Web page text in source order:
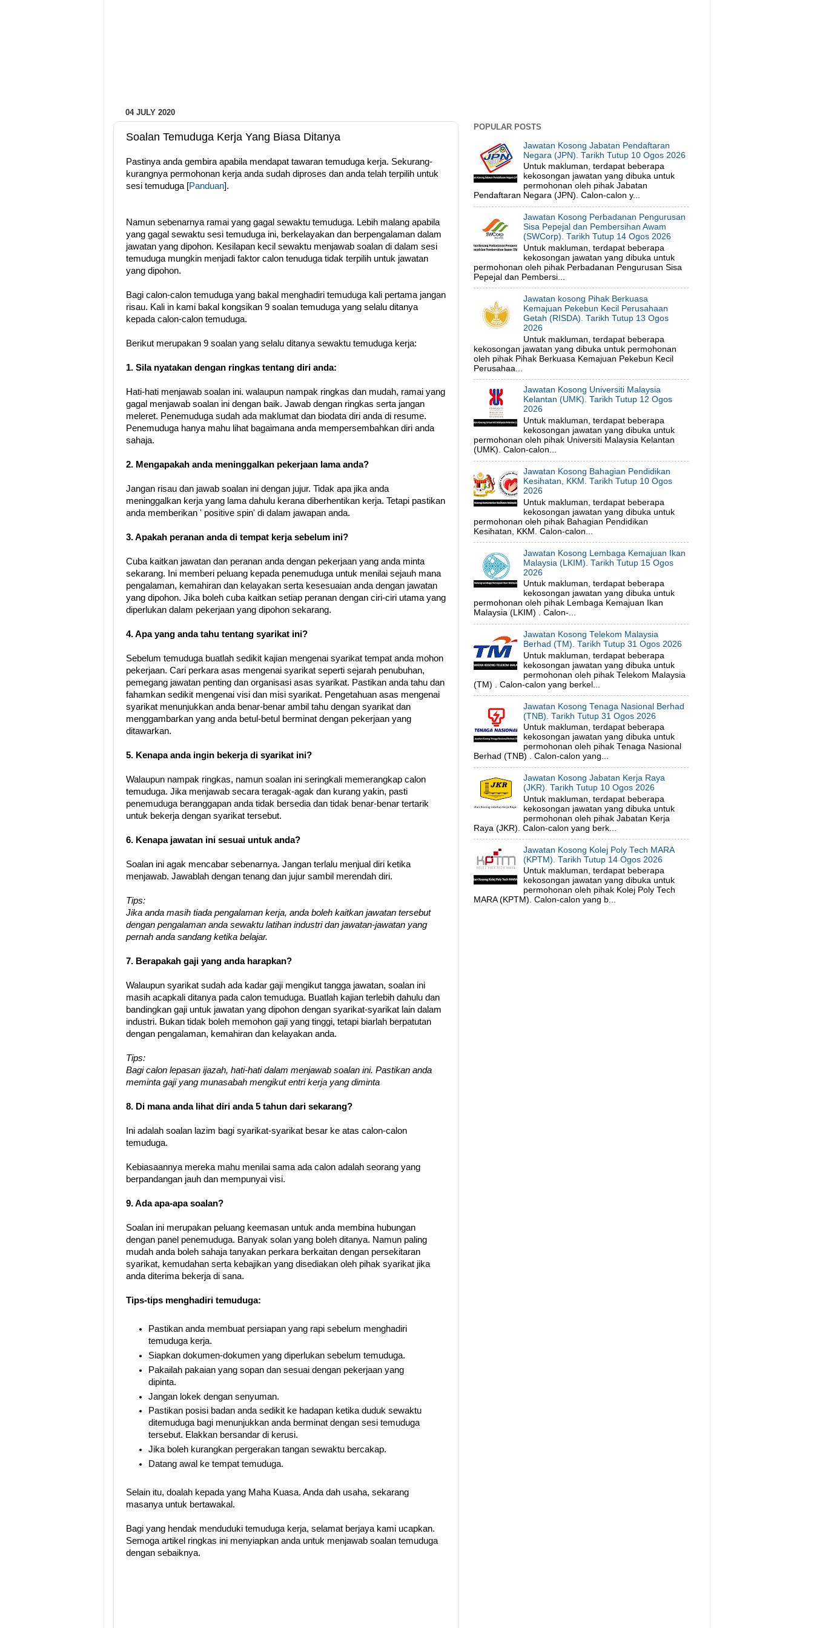
04 JULY 2020
Soalan Temuduga Kerja Yang Biasa Ditanya
Pastinya anda gembira apabila mendapat tawaran temuduga kerja. Sekurang-
kurangnya permohonan kerja anda sudah diproses dan anda telah terpilih untuk
sesi temuduga [Panduan].
Namun sebenarnya ramai yang gagal sewaktu temuduga. Lebih malang apabila
yang gagal sewaktu sesi temuduga ini, berkelayakan dan berpengalaman dalam
jawatan yang dipohon. Kesilapan kecil sewaktu menjawab soalan di dalam sesi
temuduga mungkin menjadi faktor calon tenuduga tidak terpilih untuk jawatan
yang dipohon.
Bagi calon-calon temuduga yang bakal menghadiri temuduga kali pertama jangan
risau. Kali in kami bakal kongsikan 9 soalan temuduga yang selalu ditanya
kepada calon-calon temuduga.
Berikut merupakan 9 soalan yang selalu ditanya sewaktu temuduga kerja:
1. Sila nyatakan dengan ringkas tentang diri anda:
Hati-hati menjawab soalan ini. walaupun nampak ringkas dan mudah, ramai yang
gagal menjawab soalan ini dengan baik. Jawab dengan ringkas serta jangan
meleret. Penemuduga sudah ada maklumat dan biodata diri anda di resume.
Penemuduga hanya mahu lihat bagaimana anda mempersembahkan diri anda
sahaja.
2. Mengapakah anda meninggalkan pekerjaan lama anda?
Jangan risau dan jawab soalan ini dengan jujur. Tidak apa jika anda
meninggalkan kerja yang lama dahulu kerana diberhentikan kerja. Tetapi pastikan
anda memberikan ' positive spin' di dalam jawapan anda.
3. Apakah peranan anda di tempat kerja sebelum ini?
Cuba kaitkan jawatan dan peranan anda dengan pekerjaan yang anda minta
sekarang. Ini memberi peluang kepada penemuduga untuk menilai sejauh mana
pengalaman, kemahiran dan kelayakan serta kesesuaian anda dengan jawatan
yang dipohon. Jika boleh cuba kaitkan setiap peranan dengan ciri-ciri utama yang
diperlukan dalam pekerjaan yang dipohon sekarang.
4. Apa yang anda tahu tentang syarikat ini?
Sebelum temuduga buatlah sedikit kajian mengenai syarikat tempat anda mohon
pekerjaan. Cari perkara asas mengenai syarikat seperti sejarah penubuhan,
pemegang jawatan penting dan organisasi asas syarikat. Pastikan anda tahu dan
fahamkan sedikit mengenai visi dan misi syarikat. Pengetahuan asas mengenai
syarikat menunjukkan anda benar-benar ambil tahu dengan syarikat dan
menggambarkan yang anda betul-betul berminat dengan pekerjaan yang
ditawarkan.
5. Kenapa anda ingin bekerja di syarikat ini?
Walaupun nampak ringkas, namun soalan ini seringkali memerangkap calon
temuduga. Jika menjawab secara teragak-agak dan kurang yakin, pasti
penemuduga beranggapan anda tidak bersedia dan tidak benar-benar tertarik
untuk bekerja dengan syarikat tersebut.
6. Kenapa jawatan ini sesuai untuk anda?
Soalan ini agak mencabar sebenarnya. Jangan terlalu menjual diri ketika
menjawab. Jawablah dengan tenang dan jujur sambil merendah diri.
Tips:
Jika anda masih tiada pengalaman kerja, anda boleh kaitkan jawatan tersebut
dengan pengalaman anda sewaktu latihan industri dan jawatan-jawatan yang
pernah anda sandang ketika belajar.
7. Berapakah gaji yang anda harapkan?
Walaupun syarikat sudah ada kadar gaji mengikut tangga jawatan, soalan ini
masih acapkali ditanya pada calon temuduga. Buatlah kajian terlebih dahulu dan
bandingkan gaji untuk jawatan yang dipohon dengan syarikat-syarikat lain dalam
industri. Bukan tidak boleh memohon gaji yang tinggi, tetapi biarlah berpatutan
dengan pengalaman, kemahiran dan kelayakan anda.
Tips:
Bagi calon lepasan ijazah, hati-hati dalam menjawab soalan ini. Pastikan anda
meminta gaji yang munasabah mengikut entri kerja yang diminta
8. Di mana anda lihat diri anda 5 tahun dari sekarang?
Ini adalah soalan lazim bagi syarikat-syarikat besar ke atas calon-calon
temuduga.
Kebiasaannya mereka mahu menilai sama ada calon adalah seorang yang
berpandangan jauh dan mempunyai visi.
9. Ada apa-apa soalan?
Soalan ini merupakan peluang keemasan untuk anda membina hubungan
dengan panel penemuduga. Banyak solan yang boleh ditanya. Namun paling
mudah anda boleh sahaja tanyakan perkara berkaitan dengan persekitaran
syarikat, kemudahan serta kebajikan yang disediakan oleh pihak syarikat jika
anda diterima bekerja di sana.
Tips-tips menghadiri temuduga:
Pastikan anda membuat persiapan yang rapi sebelum menghadiri
temuduga kerja.
Siapkan dokumen-dokumen yang diperlukan sebelum temuduga.
Pakailah pakaian yang sopan dan sesuai dengan pekerjaan yang
dipinta.
Jangan lokek dengan senyuman.
Pastikan posisi badan anda sedikit ke hadapan ketika duduk sewaktu
ditemuduga bagi menunjukkan anda berminat dengan sesi temuduga
tersebut. Elakkan bersandar di kerusi.
Jika boleh kurangkan pergerakan tangan sewaktu bercakap.
Datang awal ke tempat temuduga.
Selain itu, doalah kepada yang Maha Kuasa. Anda dah usaha, sekarang
masanya untuk bertawakal.
Bagi yang hendak menduduki temuduga kerja, selamat berjaya kami ucapkan.
Semoga artikel ringkas ini menyiapkan anda untuk menjawab soalan temuduga
dengan sebaiknya.
POPULAR POSTS
Jawatan Kosong Jabatan Pendaftaran
Negara (JPN). Tarikh Tutup 10 Ogos 2026
Untuk makluman, terdapat beberapa
kekosongan jawatan yang dibuka untuk
permohonan oleh pihak Jabatan
Pendaftaran Negara (JPN). Calon-calon y...
Jawatan Kosong Perbadanan Pengurusan
Sisa Pepejal dan Pembersihan Awam
(SWCorp). Tarikh Tutup 14 Ogos 2026
Untuk makluman, terdapat beberapa
kekosongan jawatan yang dibuka untuk
permohonan oleh pihak Perbadanan Pengurusan Sisa
Pepejal dan Pembersi...
Jawatan kosong Pihak Berkuasa
Kemajuan Pekebun Kecil Perusahaan
Getah (RISDA). Tarikh Tutup 13 Ogos
2026
Untuk makluman, terdapat beberapa
kekosongan jawatan yang dibuka untuk permohonan
oleh pihak Pihak Berkuasa Kemajuan Pekebun Kecil
Perusahaa...
Jawatan Kosong Universiti Malaysia
Kelantan (UMK). Tarikh Tutup 12 Ogos
2026
Untuk makluman, terdapat beberapa
kekosongan jawatan yang dibuka untuk
permohonan oleh pihak Universiti Malaysia Kelantan
(UMK). Calon-calon...
Jawatan Kosong Bahagian Pendidikan
Kesihatan, KKM. Tarikh Tutup 10 Ogos
2026
Untuk makluman, terdapat beberapa
kekosongan jawatan yang dibuka untuk
permohonan oleh pihak Bahagian Pendidikan
Kesihatan, KKM. Calon-calon...
Jawatan Kosong Lembaga Kemajuan Ikan
Malaysia (LKIM). Tarikh Tutup 15 Ogos
2026
Untuk makluman, terdapat beberapa
kekosongan jawatan yang dibuka untuk
permohonan oleh pihak Lembaga Kemajuan Ikan
Malaysia (LKIM) . Calon-...
Jawatan Kosong Telekom Malaysia
Berhad (TM). Tarikh Tutup 31 Ogos 2026
Untuk makluman, terdapat beberapa
kekosongan jawatan yang dibuka untuk
permohonan oleh pihak Telekom Malaysia
(TM) . Calon-calon yang berkel...
Jawatan Kosong Tenaga Nasional Berhad
(TNB). Tarikh Tutup 31 Ogos 2026
Untuk makluman, terdapat beberapa
kekosongan jawatan yang dibuka untuk
permohonan oleh pihak Tenaga Nasional
Berhad (TNB) . Calon-calon yang...
Jawatan Kosong Jabatan Kerja Raya
(JKR). Tarikh Tutup 10 Ogos 2026
Untuk makluman, terdapat beberapa
kekosongan jawatan yang dibuka untuk
permohonan oleh pihak Jabatan Kerja
Raya (JKR). Calon-calon yang berk...
Jawatan Kosong Kolej Poly Tech MARA
(KPTM). Tarikh Tutup 14 Ogos 2026
Untuk makluman, terdapat beberapa
kekosongan jawatan yang dibuka untuk
permohonan oleh pihak Kolej Poly Tech
MARA (KPTM). Calon-calon yang b...